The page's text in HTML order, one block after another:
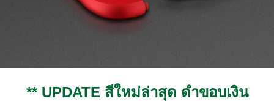
** UPDATE สีใหม่ล่าสุด ดำขอบเงิน